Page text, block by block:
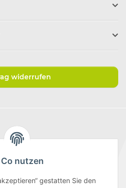
nutzen
gestatten Sie den
widerrufen